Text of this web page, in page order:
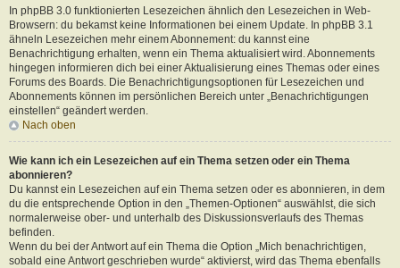
In phpBB 3.0 funktionierten Lesezeichen ähnlich den Lesezeichen in Web-
Browsern: du bekamst keine Informationen bei einem Update. In phpBB 3.1
ähneln Lesezeichen mehr einem Abonnement: du kannst eine
Benachrichtigung erhalten, wenn ein Thema aktualisiert wird. Abonnements
hingegen informieren dich bei einer Aktualisierung eines Themas oder eines
Forums des Boards. Die Benachrichtigungsoptionen für Lesezeichen und
Abonnements können im persönlichen Bereich unter „Benachrichtigungen
einstellen“ geändert werden.
Nach oben
Wie kann ich ein Lesezeichen auf ein Thema setzen oder ein Thema
abonnieren?
Du kannst ein Lesezeichen auf ein Thema setzen oder es abonnieren, in dem
du die entsprechende Option in den „Themen-Optionen“ auswählst, die sich
normalerweise ober- und unterhalb des Diskussionsverlaufs des Themas
befinden.
Wenn du bei der Antwort auf ein Thema die Option „Mich benachrichtigen,
sobald eine Antwort geschrieben wurde“ aktivierst, wird das Thema ebenfalls